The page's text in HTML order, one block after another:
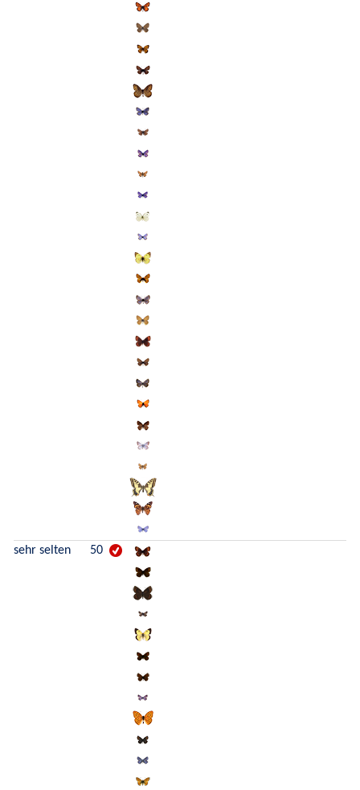
sehr selten 50